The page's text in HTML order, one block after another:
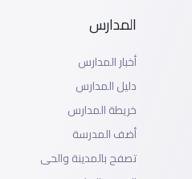
المدارس
أخبار المدارس
دليل المدارس
خريطة المدارس
أضف المدرسة
تصفح بالمدينة والحى